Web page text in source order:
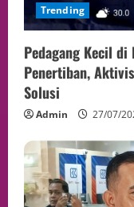
Trending
Pedagang Kecil
Penertiban,
Solusi
Admin 27/07/